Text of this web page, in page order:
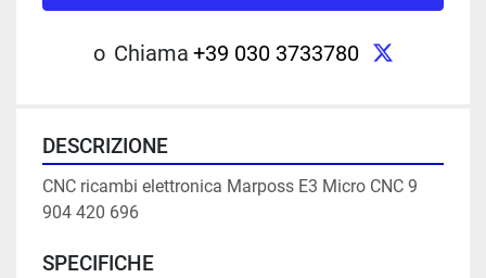
o Chiama +39 030 3733780
DESCRIZIONE
CNC ricambi elettronica Marposs E3 Micro CNC 9
904 420 696
SPECIFICHE